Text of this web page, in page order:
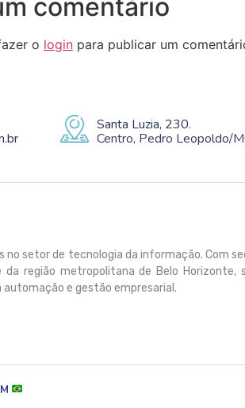
comentário
o login para publicar um
Santa Luzia, 230.
Centro, Pedro Leopoldo/
no setor de tecnologia da informação. Com
da região metropolitana de Belo Horizonte,
e gestão empresarial.